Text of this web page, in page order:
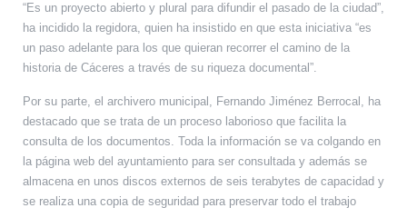
“Es un proyecto abierto y plural para difundir el pasado de la ciudad”,
ha incidido la regidora, quien ha insistido en que esta iniciativa “es
un paso adelante para los que quieran recorrer el camino de la
historia de Cáceres a través de su riqueza documental”.
Por su parte, el archivero municipal, Fernando Jiménez Berrocal, ha
destacado que se trata de un proceso laborioso que facilita la
consulta de los documentos. Toda la información se va colgando en
la página web del ayuntamiento para ser consultada y además se
almacena en unos discos externos de seis terabytes de capacidad y
se realiza una copia de seguridad para preservar todo el trabajo